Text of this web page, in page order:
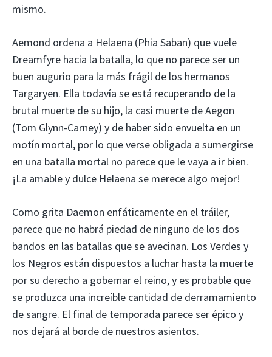
mismo.
Aemond ordena a Helaena (Phia Saban) que vuele
Dreamfyre hacia la batalla, lo que no parece ser un
buen augurio para la más frágil de los hermanos
Targaryen. Ella todavía se está recuperando de la
brutal muerte de su hijo, la casi muerte de Aegon
(Tom Glynn-Carney) y de haber sido envuelta en un
motín mortal, por lo que verse obligada a sumergirse
en una batalla mortal no parece que le vaya a ir bien.
¡La amable y dulce Helaena se merece algo mejor!
Como grita Daemon enfáticamente en el tráiler,
parece que no habrá piedad de ninguno de los dos
bandos en las batallas que se avecinan. Los Verdes y
los Negros están dispuestos a luchar hasta la muerte
por su derecho a gobernar el reino, y es probable que
se produzca una increíble cantidad de derramamiento
de sangre. El final de temporada parece ser épico y
nos dejará al borde de nuestros asientos.